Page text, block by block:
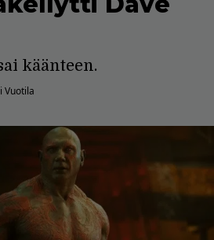
käänteen.
Vuotila